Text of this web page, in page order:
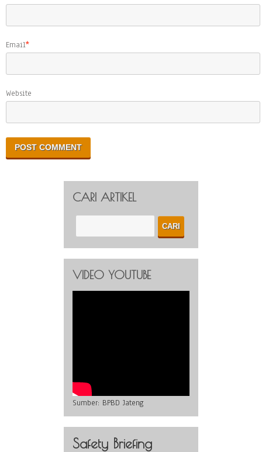
Email*
Website
CARI ARTIKEL
VIDEO YOUTUBE
Sumber: BPBD Jateng
Safety Briefing